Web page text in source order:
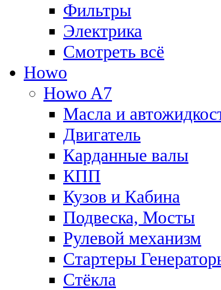
Фильтры
Электрика
Смотреть всё
Howo
Howo A7
Масла и
Двигатель
Карданные валы
КПП
Кузов и Кабина
Подвеска, Мосты
Рулевой механизм
Стартеры
Стёкла